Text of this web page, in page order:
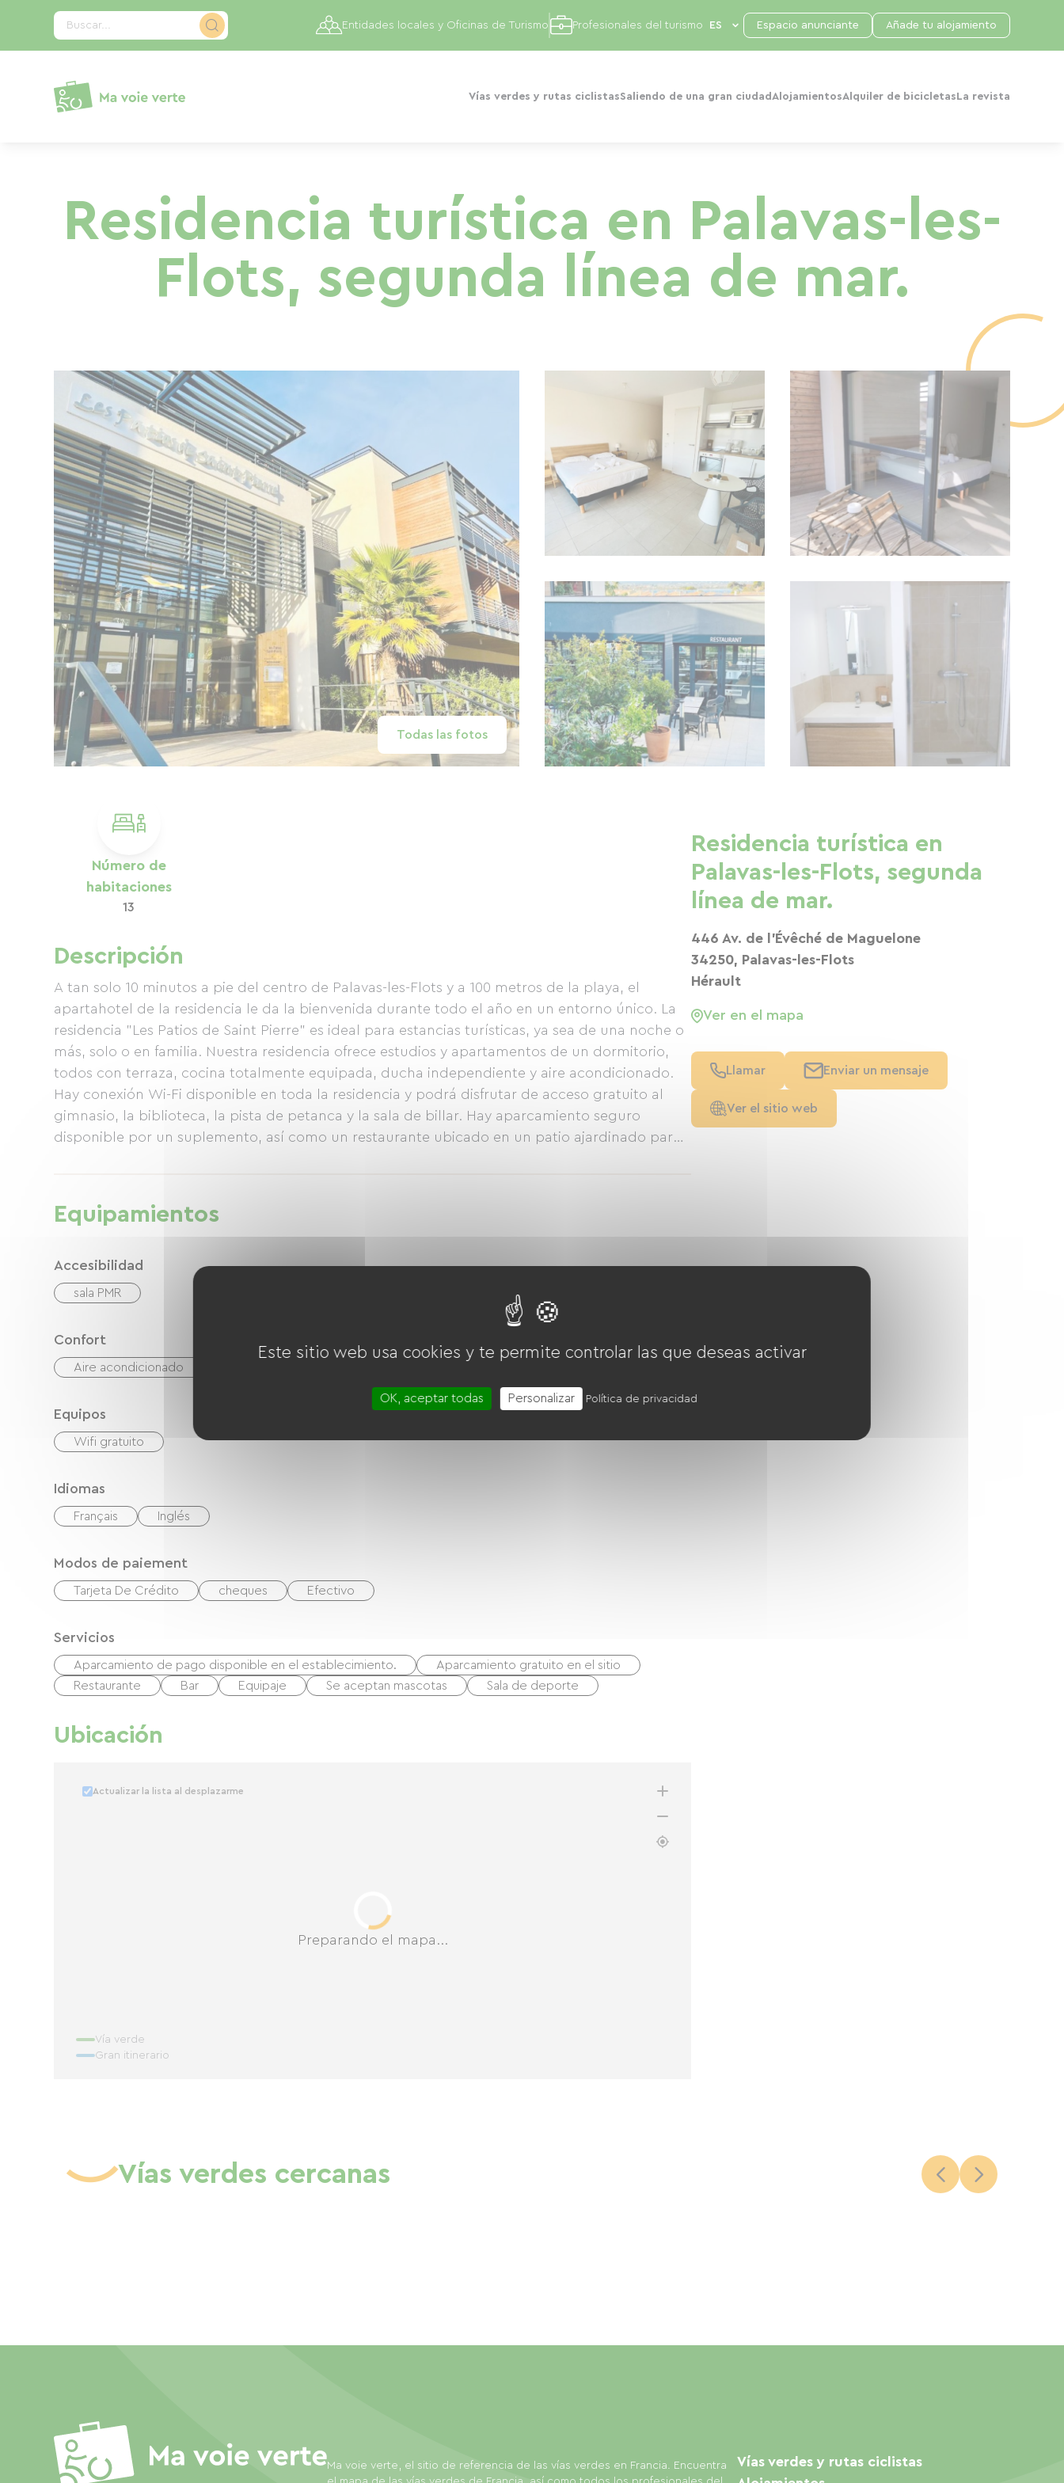
Buscar...
Vías verdes y rutas ciclistasSaliendo de una gran ciudad AlojamientosAlquiler de bicicletas La revista
Entidades locales y Oficinas de Turismo Profesionales del turismo Espacio anunciante Añade tu alojamiento
Residencia turística en Palavas-les-
Flots, segunda línea de mar.
Todas las fotos
Número de
habitaciones
13
Descripción
A tan solo 10 minutos a pie del centro de Palavas-les-Flots y a 100 metros de la playa, el
apartahotel de la residencia le da la bienvenida durante todo el año en un entorno único. La
residencia "Les Patios de Saint Pierre" es ideal para estancias turísticas, ya sea de una noche o
más, solo o en familia. Nuestra residencia ofrece estudios y apartamentos de un dormitorio,
todos con terraza, cocina totalmente equipada, ducha independiente y aire acondicionado.
Hay conexión Wi-Fi disponible en toda la residencia y podrá disfrutar de acceso gratuito al
gimnasio, la biblioteca, la pista de petanca y la sala de billar. Hay aparcamiento seguro
disponible por un suplemento, así como un restaurante ubicado en un patio ajardinado para
Equipamientos
Accesibilidad
sala PMR
Confort
Aire acondicionado
Equipos
Wifi gratuito
Idiomas
Français Inglés
Modos de paiement
Tarjeta De Crédito cheques Efectivo
Servicios
Aparcamiento de pago disponible en el establecimiento.
Aparcamiento gratuito en el sitio
Restaurante
Bar Equipaje Se aceptan mascotas Sala de deporte
Ubicación
Preparando el mapa...
Actualizar la lista al desplazarme
Vía verde
Gran itinerario
Residencia turística en
Palavas-les-Flots, segunda
línea de mar.
446 Av. de l'Évêché de Maguelone
34250, Palavas-les-Flots
Hérault
Ver en el mapa
Llamar Enviar un mensaje
Ver el sitio web
Vías verdes cercanas
Ma voie verte, el sitio de referencia de las vías verdes en Francia. Encuentra
Vías verdes y rutas ciclistas
Panel de gestión de cookies
Este sitio web usa cookies y te permite controlar las que deseas activar
OK, aceptar todas Personalizar Política de privacidad